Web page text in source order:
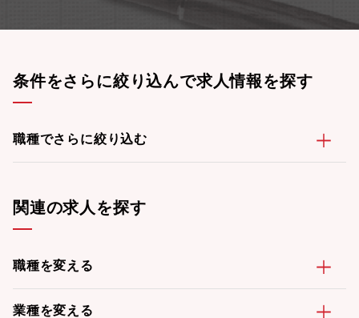
条件をさらに絞り込んで求人情報を探す
職種でさらに絞り込む
関連の求人を探す
職種を変える
業種を変える